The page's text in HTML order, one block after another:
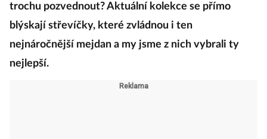
trochu pozvednout? Aktuální kolekce se přímo
blýskají střevíčky, které zvládnou i ten
nejnáročnější mejdan a my jsme z nich vybrali ty
nejlepší.